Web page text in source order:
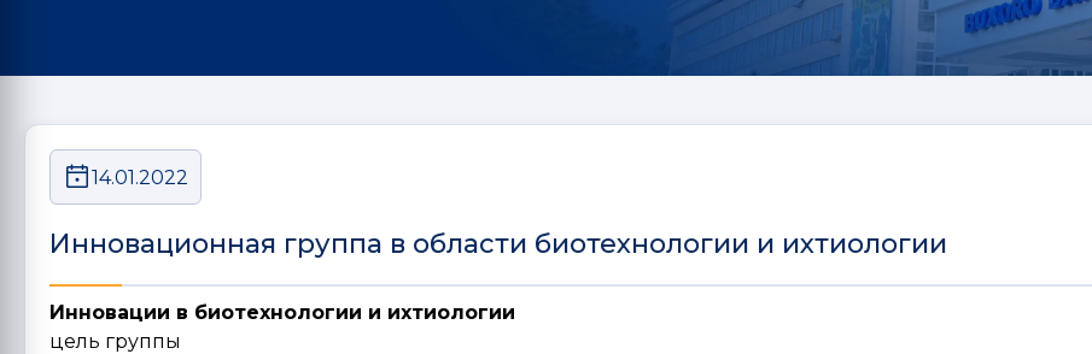
14.01.2022
Инновационная группа в области биотехнологии и ихтиологии
Инновации в биотехнологии и ихтиологии
цель группы